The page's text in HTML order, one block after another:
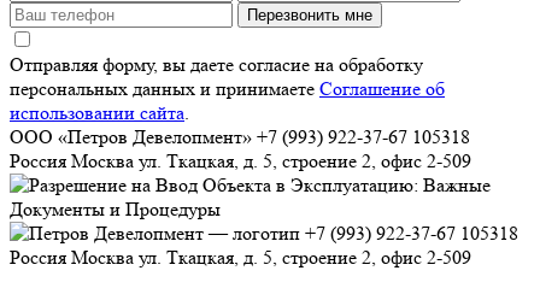
Перезвонить мне
Отправляя форму, вы даете согласие на обработку
персональных данных и принимаете Соглашение об
использовании сайта.
ООО «Петров Девелопмент» +7 (993) 922-37-67 105318
Россия Москва ул. Ткацкая, д. 5, строение 2, офис 2-509
+7 (993) 922-37-67 105318
Россия Москва ул. Ткацкая, д. 5, строение 2, офис 2-509